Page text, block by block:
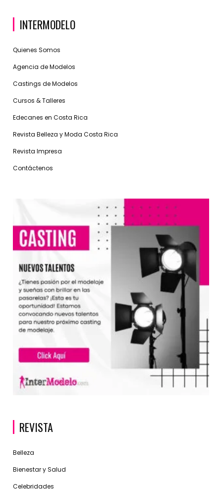
INTERMODELO
Quienes Somos
Agencia de Modelos
Castings de Modelos
Cursos & Talleres
Edecanes en Costa Rica
Revista Belleza y Moda Costa Rica
Revista Impresa
Contáctenos
REVISTA
Belleza
Bienestar y Salud
Celebridades